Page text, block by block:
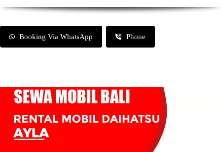
Booking Via WhatsApp Phone